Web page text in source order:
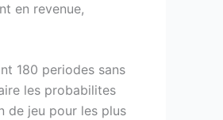
en revenue,
180 periodes sans
les probabilites
de jeu pour les plus